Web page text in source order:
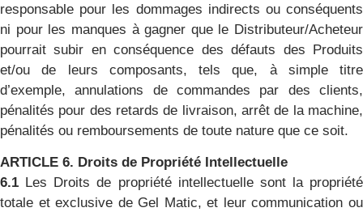
responsable pour les dommages indirects ou conséquents
ni pour les manques à gagner que le Distributeur/Acheteur
pourrait subir en conséquence des défauts des Produits
et/ou de leurs composants, tels que, à simple titre
d’exemple, annulations de commandes par des clients,
pénalités pour des retards de livraison, arrêt de la machine,
pénalités ou remboursements de toute nature que ce soit.
ARTICLE 6. Droits de Propriété Intellectuelle
6.1 Les Droits de propriété intellectuelle sont la propriété
totale et exclusive de Gel Matic, et leur communication ou